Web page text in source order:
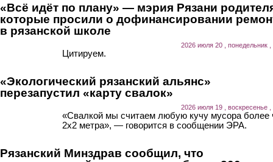
«Всё идёт по плану» — мэрия Рязани
которые просили о дофинансировании
в рязанской школе
2026 июля 20 , понедельник ,
Цитируем.
«Экологический рязанский альянс»
перезапустил «карту свалок»
2026 июля 19 , воскресенье ,
«Свалкой мы считаем любую кучу мусора более
2х2 метра», — говорится в сообщении ЭРА.
Рязанский Минздрав сообщил, что